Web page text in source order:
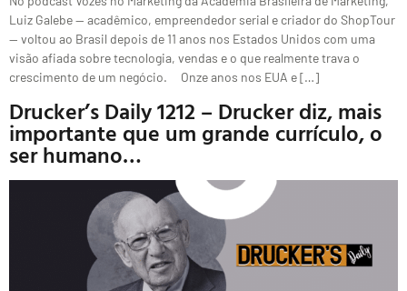
Luiz Galebe — acadêmico, empreendedor serial e criador do ShopTour
— voltou ao Brasil depois de 11 anos nos Estados Unidos com uma
visão afiada sobre tecnologia, vendas e o que realmente trava o
crescimento de um negócio. Onze anos nos EUA e […]
Drucker’s Daily 1212 – Drucker diz, mais
importante que um grande currículo, o
ser humano…